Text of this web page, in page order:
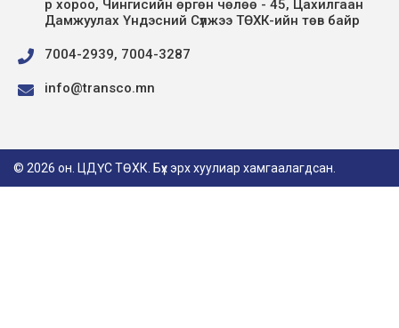
р хороо, Чингисийн өргөн чөлөө - 45, Цахилгаан
Дамжуулах Үндэсний Сүлжээ ТӨХК-ийн төв байр
7004-2939, 7004-3287
info@transco.mn
© 2026 он. ЦДҮС ТӨХК. Бүх эрх хуулиар хамгаалагдсан.